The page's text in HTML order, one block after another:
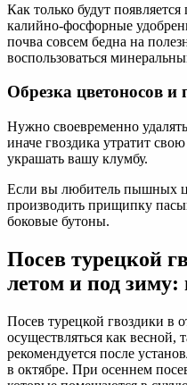
Как только будут
калийно-фосфорные
почва совсем бедна на
воспользоваться
Обрезка цветоносов
Нужно своевременно
иначе гвоздика утратит
украшать вашу клумбу.
Если вы любитель пышных
производить прищипку
боковые бутоны.
Посев турецкой
летом и под зиму:
Посев турецкой гвоздики в
осуществляться как весной,
рекомендуется после
в октябре. При осеннем